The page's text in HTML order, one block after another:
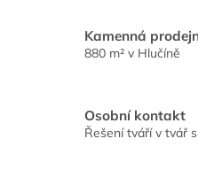
Kamenná
880 m² v Hlučíně
Osobní kontakt
Řešení tváří v tvář